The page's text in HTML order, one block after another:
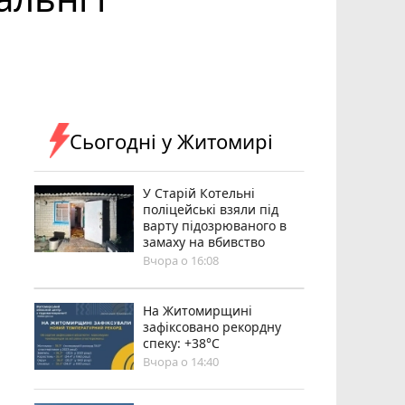
Сьогодні у Житомирі
У Старій Котельні
поліцейські взяли під
варту підозрюваного в
замаху на вбивство
Вчора о 16:08
Н️а Житомирщині
зафіксовано рекордну
спеку: +38°C
Вчора о 14:40